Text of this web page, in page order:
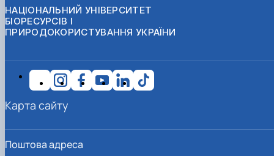
НАЦІОНАЛЬНИЙ УНІВЕРСИТЕТ
БІОРЕСУРСІВ І
ПРИРОДОКОРИСТУВАННЯ УКРАЇНИ
Поштова адреса
Карта сайту